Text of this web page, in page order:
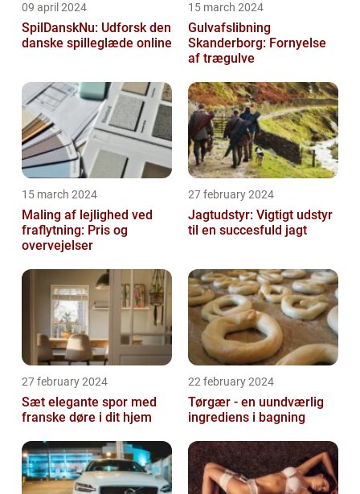
09 april 2024
SpilDanskNu: Udforsk den
danske spilleglæde online
15 march 2024
Gulvafslibning
Skanderborg: Fornyelse
af trægulve
15 march 2024
Maling af lejlighed ved
fraflytning: Pris og
overvejelser
27 february 2024
Jagtudstyr: Vigtigt udstyr
til en succesfuld jagt
27 february 2024
Sæt elegante spor med
franske døre i dit hjem
22 february 2024
Tørgær - en uundværlig
ingrediens i bagning